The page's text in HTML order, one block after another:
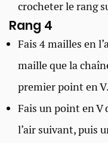
crocheter le rang
Rang 4
Fais 4 mailles en
maille que la
premier point en V.
Fais un point en V
l’air suivant, puis